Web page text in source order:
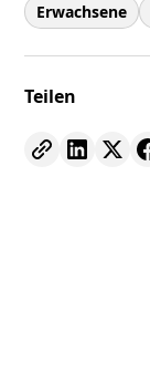
Erwachsene
Teilen